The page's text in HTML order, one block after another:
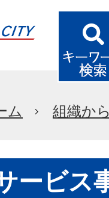
ム 組織か
ービス